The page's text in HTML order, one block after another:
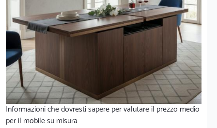
Informazioni che dovresti sapere per valutare il prezzo medio
per il mobile su misura